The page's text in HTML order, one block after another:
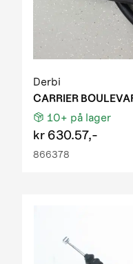
Derbi
CARRIER
10+ på lager
kr 630.57,-
866378